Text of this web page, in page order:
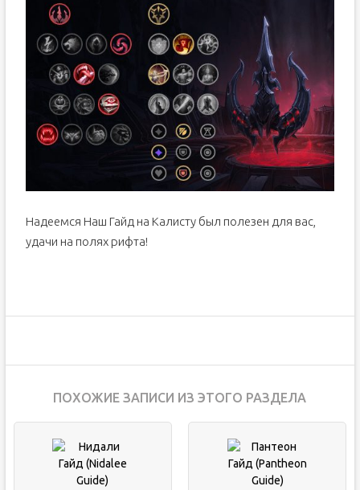
Надеемся Наш Гайд на Калисту был полезен для вас,
удачи на полях рифта!
ПОХОЖИЕ ЗАПИСИ ИЗ ЭТОГО РАЗДЕЛА